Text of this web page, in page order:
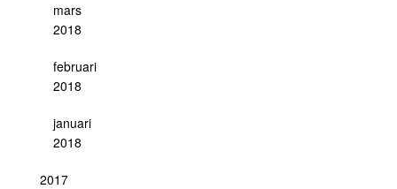
mars
2018
februari
2018
januari
2018
2017